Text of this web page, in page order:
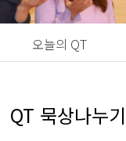
오늘의 QT
QT 묵상나누기